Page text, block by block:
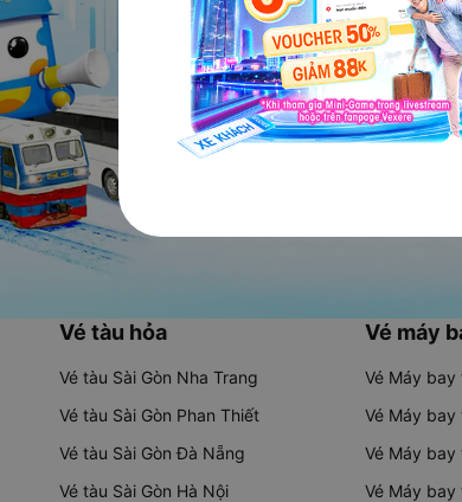
chóng và
Tải ứng
Vé tàu hỏa
Vé tàu Sài Gòn Nha Trang
Vé tàu Sài Gòn Phan Thiết
Vé tàu Sài Gòn Đà Nẵng
Vé tàu Sài Gòn Hà Nội
Vé máy
Vé Máy bay
Vé Máy bay
Vé Máy bay
Vé Máy bay